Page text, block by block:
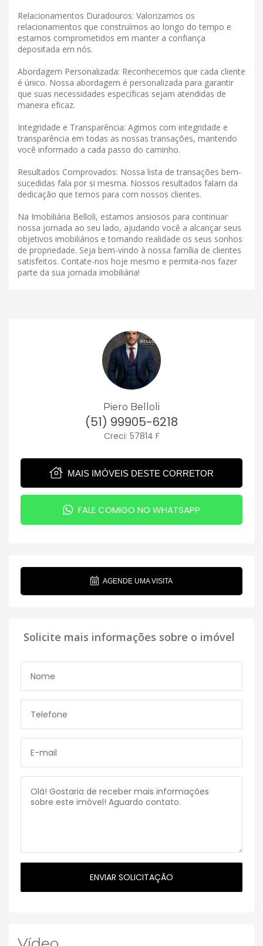
Relacionamentos Duradouros: Valorizamos os
relacionamentos que construímos ao longo do tempo e
estamos comprometidos em manter a confiança
depositada em nós.
Abordagem Personalizada: Reconhecemos que cada cliente
é único. Nossa abordagem é personalizada para garantir
que suas necessidades específicas sejam atendidas de
maneira eficaz.
Integridade e Transparência: Agimos com integridade e
transparência em todas as nossas transações, mantendo
você informado a cada passo do caminho.
Resultados Comprovados: Nossa lista de transações bem-
sucedidas fala por si mesma. Nossos resultados falam da
dedicação que temos para com nossos clientes.
Na Imobiliária Belloli, estamos ansiosos para continuar
nossa jornada ao seu lado, ajudando você a alcançar seus
objetivos imobiliários e tornando realidade os seus sonhos
de propriedade. Seja bem-vindo à nossa família de clientes
satisfeitos. Contate-nos hoje mesmo e permita-nos fazer
parte da sua jornada imobiliária!
Piero Belloli
(51) 99905-6218
Creci: 57814 F
MAIS IMÓVEIS DESTE CORRETOR
FALE COMIGO NO WHATSAPP
AGENDE UMA VISITA
Solicite mais informações sobre o imóvel